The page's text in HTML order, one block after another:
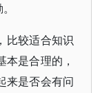
比较适合知识
是合理的，
来是否会有问